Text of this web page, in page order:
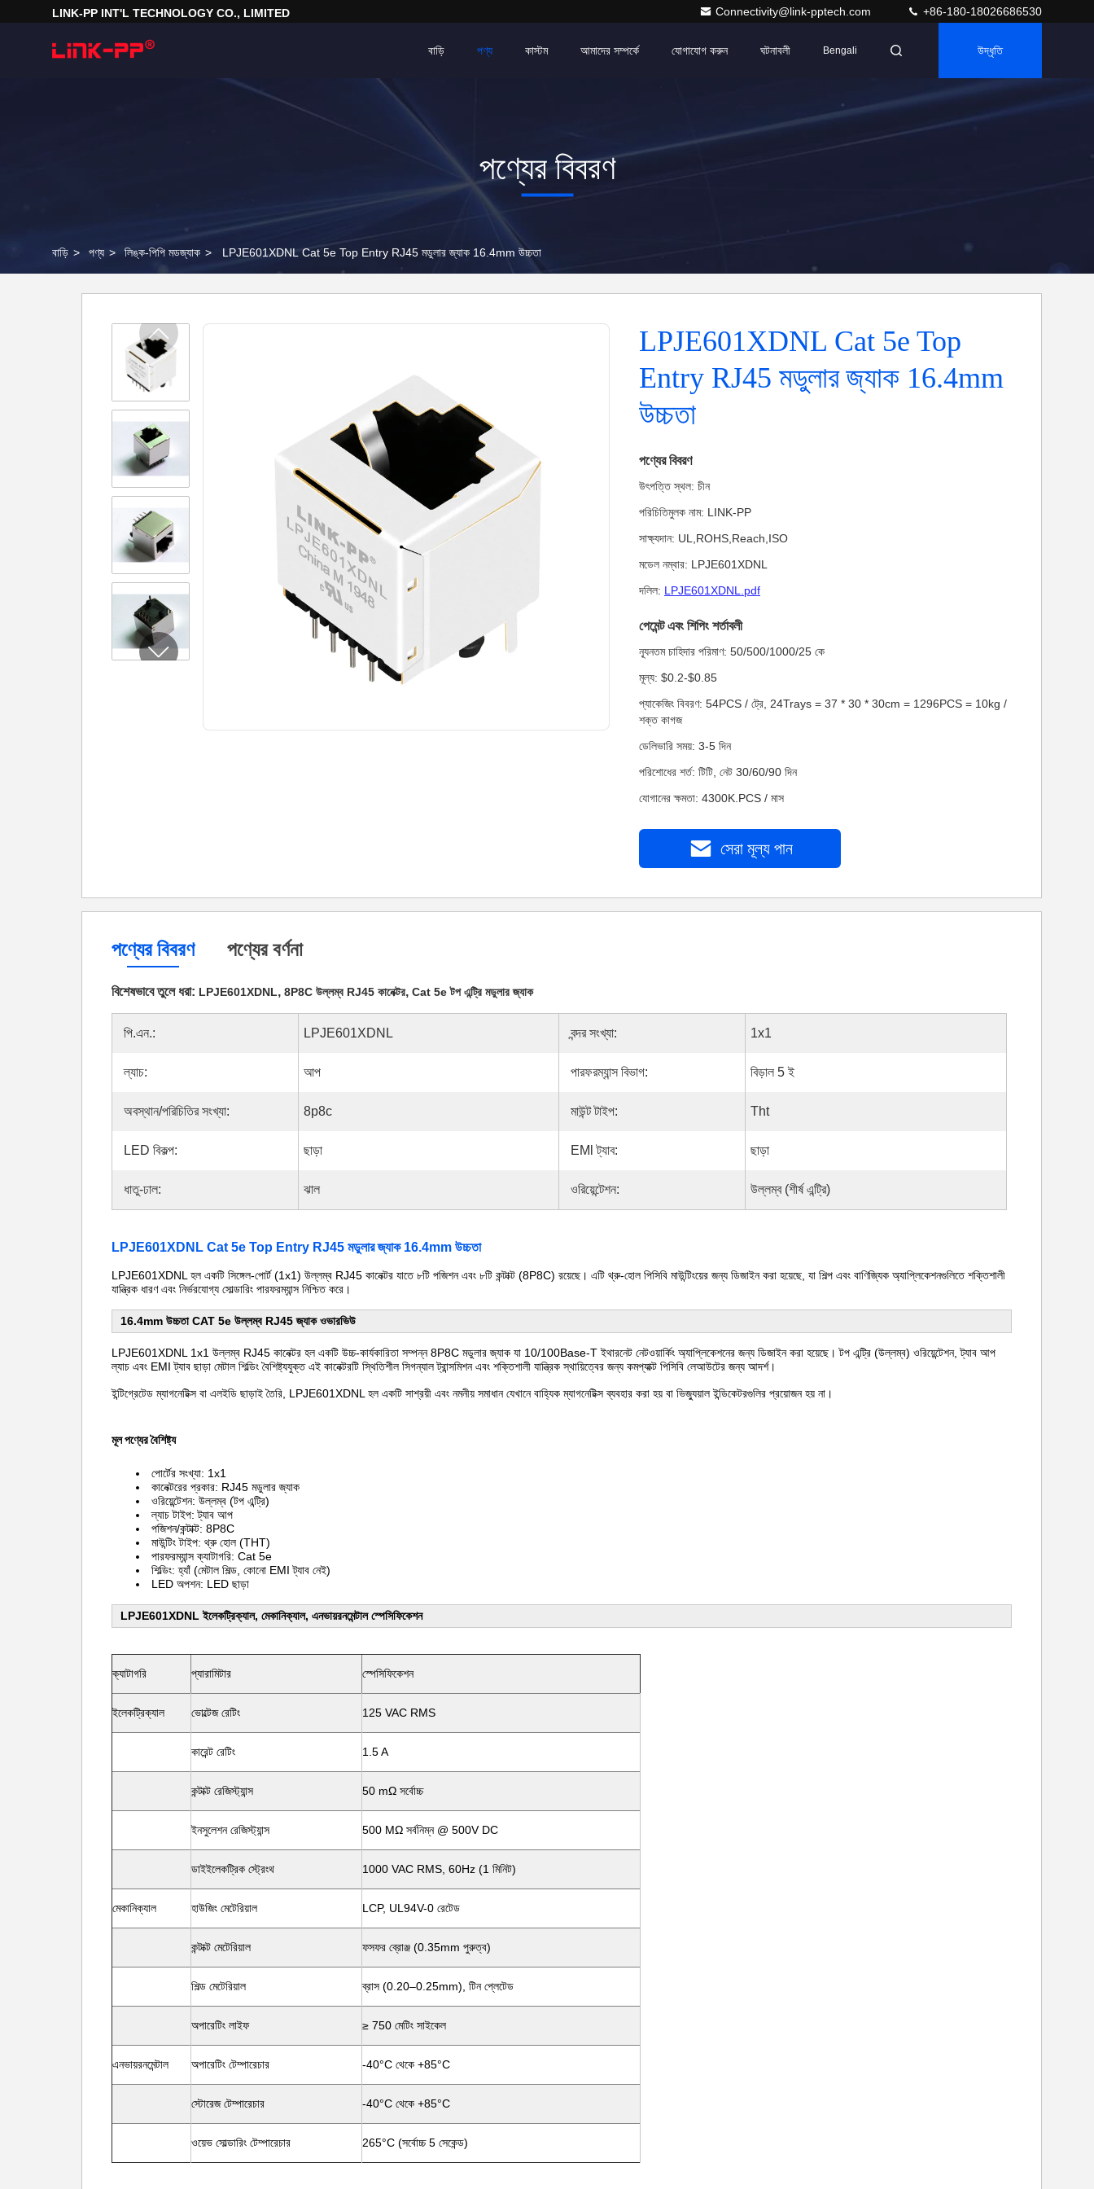
LINK-PP INT'L TECHNOLOGY CO., LIMITED Connectivity@link-pptech.com +86-180-18026686530
বাড়ি পণ্য আমাদের সম্পর্কে যোগাযোগ করুন ঘটনাবলী
কাস্টম Bengali উদ্ধৃতি
পণ্যের বিবরণ
বাড়ি > পণ্য > লিঙ্ক-পিপি মডজ্যাক > LPJE601XDNL Cat 5e Top Entry RJ45 মডুলার জ্যাক 16.4mm উচ্চতা
LPJE601XDNL Cat 5e Top
Entry RJ45 মডুলার জ্যাক 16.4mm
উচ্চতা
পণ্যের বিবরণ
উৎপত্তি স্থল: চীন
পরিচিতিমুলক নাম: LINK-PP
সাক্ষ্যদান: UL,ROHS,Reach,ISO
মডেল নম্বার: LPJE601XDNL
দলিল: LPJE601XDNL.pdf
পেমেন্ট এবং শিপিং শর্তাবলী
ন্যূনতম চাহিদার পরিমাণ: 50/500/1000/25 কে
মূল্য: $0.2-$0.85
প্যাকেজিং বিবরণ: 54PCS / ট্রে, 24Trays = 37 * 30 * 30cm = 1296PCS = 10kg /
শক্ত কাগজ
ডেলিভারি সময়: 3-5 দিন
পরিশোধের শর্ত: টিটি, নেট 30/60/90 দিন
যোগানের ক্ষমতা: 4300K.PCS / মাস
সেরা মূল্য পান
পণ্যের বিবরণ পণ্যের বর্ণনা
বিশেষভাবে তুলে ধরা: LPJE601XDNL, 8P8C উল্লম্ব RJ45 কানেক্টর, Cat 5e টপ এন্ট্রি মডুলার জ্যাক
পি.এন.: LPJE601XDNL বন্দর সংখ্যা: 1x1
ল্যাচ: আপ পারফরম্যান্স বিভাগ: বিড়াল 5 ই
অবস্থান/পরিচিতির সংখ্যা: 8p8c মাউন্ট টাইপ: Tht
LED বিকল্প: ছাড়া EMl ট্যাব: ছাড়া
ধাতু-ঢাল: ঝাল ওরিয়েন্টেশন: উল্লম্ব (শীর্ষ এন্ট্রি)
LPJE601XDNL Cat 5e Top Entry RJ45 মডুলার জ্যাক 16.4mm উচ্চতা
LPJE601XDNL হল একটি সিঙ্গেল-পোর্ট (1x1) উল্লম্ব RJ45 কানেক্টর যাতে ৮টি পজিশন এবং ৮টি কন্টাক্ট (8P8C) রয়েছে। এটি থ্রু-হোল পিসিবি মাউন্টিংয়ের জন্য ডিজাইন করা হয়েছে, যা শিল্প এবং বাণিজ্যিক অ্যাপ্লিকেশনগুলিতে শক্তিশালী
যান্ত্রিক ধারণ এবং নির্ভরযোগ্য সোল্ডারিং পারফরম্যান্স নিশ্চিত করে।
16.4mm উচ্চতা CAT 5e উল্লম্ব RJ45 জ্যাক ওভারভিউ
LPJE601XDNL 1x1 উল্লম্ব RJ45 কানেক্টর হল একটি উচ্চ-কার্যকারিতা সম্পন্ন 8P8C মডুলার জ্যাক যা 10/100Base-T ইথারনেট নেটওয়ার্কিং অ্যাপ্লিকেশনের জন্য ডিজাইন করা হয়েছে। টপ এন্ট্রি (উল্লম্ব) ওরিয়েন্টেশন, ট্যাব আপ
ল্যাচ এবং EMI ট্যাব ছাড়া মেটাল শিল্ডিং বৈশিষ্ট্যযুক্ত এই কানেক্টরটি স্থিতিশীল সিগন্যাল ট্রান্সমিশন এবং শক্তিশালী যান্ত্রিক স্থায়িত্বের জন্য কমপ্যাক্ট পিসিবি লেআউটের জন্য আদর্শ।
ইন্টিগ্রেটেড ম্যাগনেটিক্স বা এলইডি ছাড়াই তৈরি, LPJE601XDNL হল একটি সাশ্রয়ী এবং নমনীয় সমাধান যেখানে বাহ্যিক ম্যাগনেটিক্স ব্যবহার করা হয় বা ভিজ্যুয়াল ইন্ডিকেটরগুলির প্রয়োজন হয় না।
মূল পণ্যের বৈশিষ্ট্য
পোর্টের সংখ্যা: 1x1
কানেক্টরের প্রকার: RJ45 মডুলার জ্যাক
ওরিয়েন্টেশন: উল্লম্ব (টপ এন্ট্রি)
ল্যাচ টাইপ: ট্যাব আপ
পজিশন/কন্টাক্ট: 8P8C
মাউন্টিং টাইপ: থ্রু হোল (THT)
পারফরম্যান্স ক্যাটাগরি: Cat 5e
শিল্ডিং: হ্যাঁ (মেটাল শিল্ড, কোনো EMI ট্যাব নেই)
LED অপশন: LED ছাড়া
LPJE601XDNL ইলেকট্রিক্যাল, মেকানিক্যাল, এনভায়রনমেন্টাল স্পেসিফিকেশন
ক্যাটাগরি প্যারামিটার স্পেসিফিকেশন
ইলেকট্রিক্যাল ভোল্টেজ রেটিং 125 VAC RMS
কারেন্ট রেটিং 1.5 A
কন্টাক্ট রেজিস্ট্যান্স 50 mΩ সর্বোচ্চ
ইনসুলেশন রেজিস্ট্যান্স 500 MΩ সর্বনিম্ন @ 500V DC
ডাইইলেকট্রিক স্ট্রেংথ 1000 VAC RMS, 60Hz (1 মিনিট)
মেকানিক্যাল হাউজিং মেটেরিয়াল LCP, UL94V-0 রেটেড
কন্টাক্ট মেটেরিয়াল ফসফর ব্রোঞ্জ (0.35mm পুরুত্ব)
শিল্ড মেটেরিয়াল ব্রাস (0.20–0.25mm), টিন প্লেটেড
অপারেটিং লাইফ ≥ 750 মেটিং সাইকেল
এনভায়রনমেন্টাল অপারেটিং টেম্পারেচার -40°C থেকে +85°C
স্টোরেজ টেম্পারেচার -40°C থেকে +85°C
ওয়েভ সোল্ডারিং টেম্পারেচার 265°C (সর্বোচ্চ 5 সেকেন্ড)